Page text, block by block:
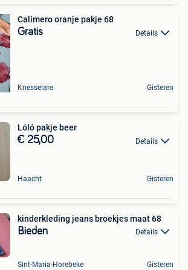
Calimero oranje pakje 68
Gratis Details
Knesselare Gisteren
Lóló pakje beer
€ 25,00 Details
Haacht Gisteren
kinderkleding jeans broekjes maat 68
Bieden Details
Sint-Maria-Horebeke Gisteren